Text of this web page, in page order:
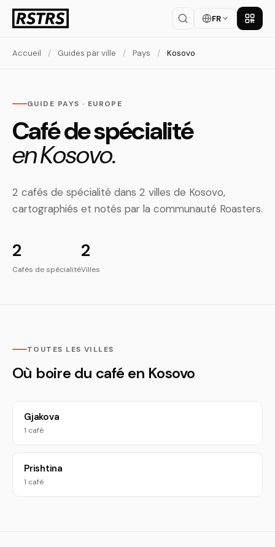
FR
Accueil / Guides par ville / Pays / Kosovo
GUIDE PAYS · EUROPE
Café de spécialité
en Kosovo.
2 cafés de spécialité dans 2 villes de Kosovo,
cartographiés et notés par la communauté Roasters.
2
Cafés de spécialité
2
Villes
TOUTES LES VILLES
Où boire du café en Kosovo
Gjakova
1 café
Prishtina
1 café